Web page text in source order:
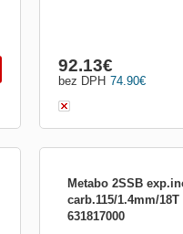
74.90€
bez DPH
92.13€
Metabo 2SSB
carb.115/1.4mm/18T
631817000